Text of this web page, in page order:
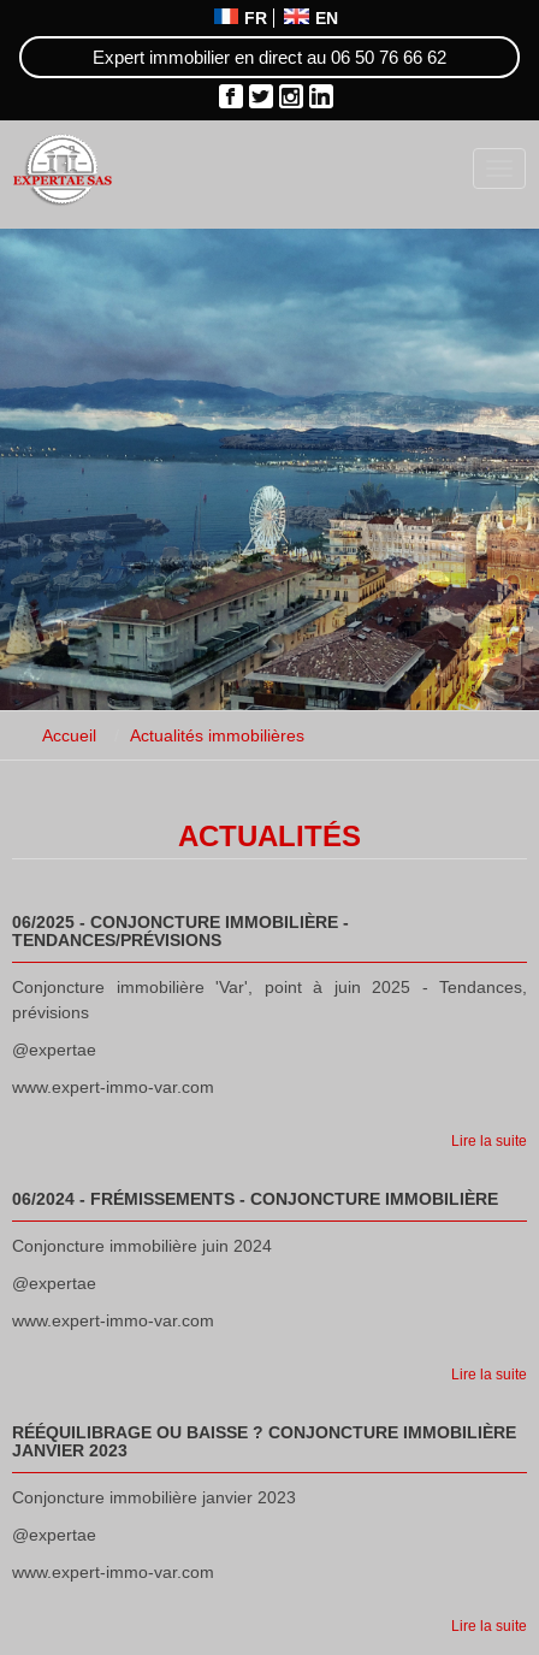
FR EN
Expert immobilier en direct au 06 50 76 66 62
Accueil Actualités immobilières
ACTUALITÉS
06/2025 - CONJONCTURE IMMOBILIÈRE -
TENDANCES/PRÉVISIONS
Conjoncture immobilière 'Var', point à juin 2025 - Tendances,
prévisions
@expertae
www.expert-immo-var.com
Lire la suite
06/2024 - FRÉMISSEMENTS - CONJONCTURE IMMOBILIÈRE
Conjoncture immobilière juin 2024
@expertae
www.expert-immo-var.com
Lire la suite
RÉÉQUILIBRAGE OU BAISSE ? CONJONCTURE IMMOBILIÈRE
JANVIER 2023
Conjoncture immobilière janvier 2023
@expertae
www.expert-immo-var.com
Lire la suite